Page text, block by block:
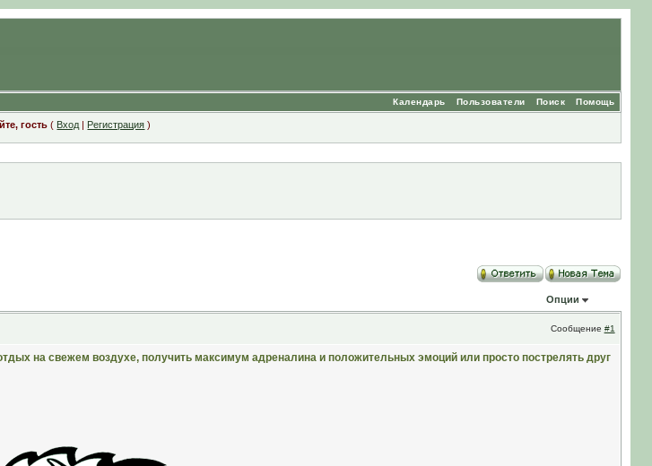
Помощь
Поиск
Пользователи
Календарь
гость ( Вход | Регистрация )
Опции
Сообщение #1
на свежем воздухе, получить максимум адреналина и положительных эмоций или просто пострелять друг